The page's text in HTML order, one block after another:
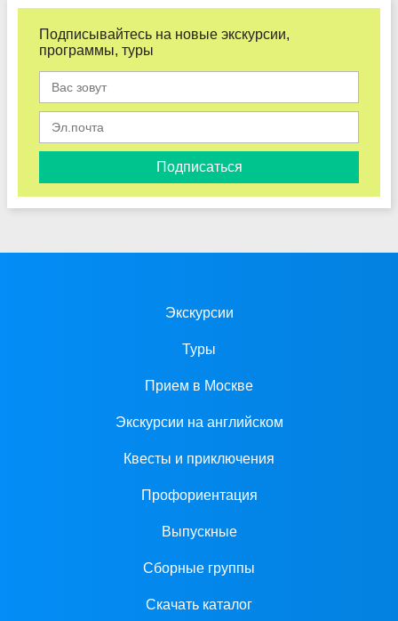
Подписывайтесь на новые экскурсии,
программы, туры
Подписаться
Экскурсии
Туры
Прием в Москве
Экскурсии на английском
Квесты и приключения
Профориентация
Выпускные
Сборные группы
Скачать каталог